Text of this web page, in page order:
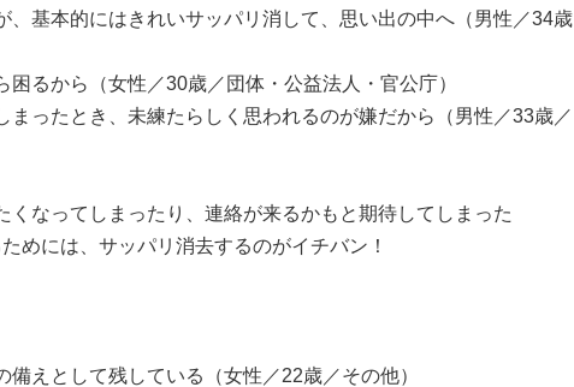
、基本的にはきれいサッパリ消して、思い出の中へ（男性／34歳
困るから（女性／30歳／団体・公益法人・官公庁）
まったとき、未練たらしく思われるのが嫌だから（男性／33歳／
くなってしまったり、連絡が来るかもと期待してしまった
めには、サッパリ消去するのがイチバン！
備えとして残している（女性／22歳／その他）